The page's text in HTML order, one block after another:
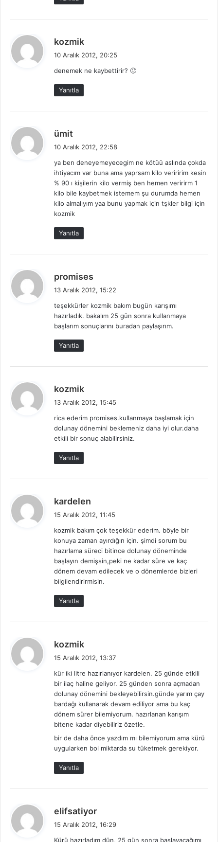
kozmik
i
10 Aralık 2012, 20:25
denemek ne kaybettirir? 🙂
Yanıtla
ümit
i
k
10 Aralık 2012, 22:58
ya ben deneyemeyecegim ne kötüü aslında çokda
ihtiyacım var buna ama yaprsam kilo veriririm kesin
% 90 ı kişilerin kilo vermiş ben hemen veririrm 1
kilo bile kaybetmek istemem şu durumda hemen
kilo almalıyım yaa bunu yapmak için tşkler bilgi için
kozmik
Yanıtla
promises
i
k
i
13 Aralık 2012, 15:22
teşekkürler kozmik bakım bugün karışımı
hazırladık. bakalım 25 gün sonra kullanmaya
başlarım sonuçlarını buradan paylaşırım.
Yanıtla
kozmik
i
k
i
13 Aralık 2012, 15:45
rica ederim promises.kullanmaya başlamak için
dolunay dönemini beklemeniz daha iyi olur.daha
etkili bir sonuç alabilirsiniz.
Yanıtla
kardelen
i
k
i
15 Aralık 2012, 11:45
kozmik bakım çok teşekkür ederim. böyle bir
konuya zaman ayırdığın için. şimdi sorum bu
hazırlama süreci bitince dolunay döneminde
başlayın demişsin,peki ne kadar süre ve kaç
dönem devam edilecek ve o dönemlerde bizleri
bilgilendirirmisin.
Yanıtla
kozmik
i
k
i
15 Aralık 2012, 13:37
kür iki litre hazırlanıyor kardelen. 25 günde etkili
bir ilaç haline geliyor. 25 günden sonra açmadan
dolunay dönemini bekleyebilirsin.günde yarım çay
bardağı kullanarak devam ediliyor ama bu kaç
dönem sürer bilemiyorum. hazırlanan karışım
bitene kadar diyebiliriz özetle.
bir de daha önce yazdım mı bilemiyorum ama kürü
uygularken bol miktarda su tüketmek gerekiyor.
Yanıtla
elifsatiyor
15 Aralık 2012, 16:29
Kürü hazırladım dün, 25 gün sonra başlayacağımı